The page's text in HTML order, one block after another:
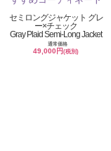
セミロングジャケット グレ
ー×チェック
Gray Plaid Semi-Long Jacket
通常価格
49,000円(税別)